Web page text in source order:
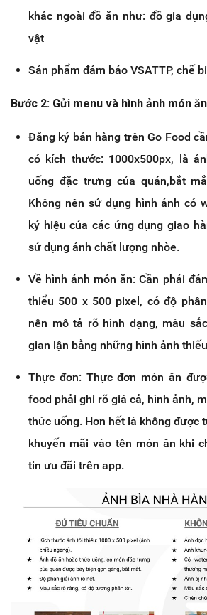
khác ngoài đồ ăn như: đồ gia
vật
Sản phẩm đảm bảo VSATTP, chế
Bước 2: Gửi menu và hình ảnh món ăn
Đăng ký bán hàng trên Go Food
có kích thước: 1000x500px, là
uống đặc trưng của quán,bắt
Không nên sử dụng hình ảnh có
ký hiệu của các ứng dụng giao
sử dụng ảnh chất lượng nhòe.
Về hình ảnh món ăn: Cần phải
thiểu 500 x 500 pixel, có độ
nên mô tả rõ hình dạng, màu
gian lận bằng những hình ảnh
Thực đơn: Thực đơn món ăn
food phải ghi rõ giá cả, hình ảnh,
thức uống. Hơn hết là không được
khuyến mãi vào tên món ăn khi
tin ưu đãi trên app.